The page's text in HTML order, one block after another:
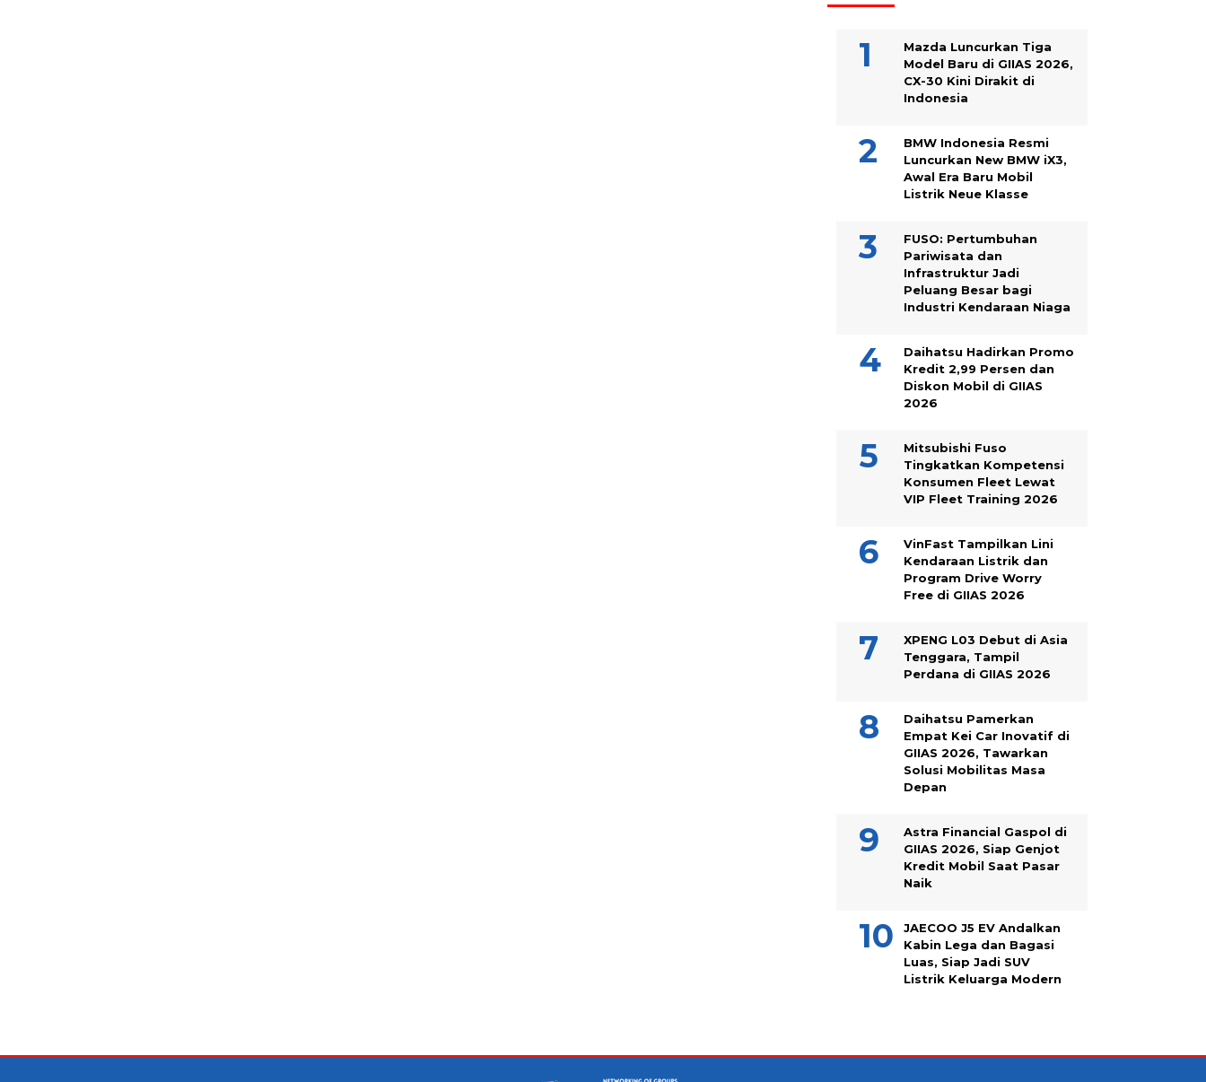
Mazda Luncurkan Tiga
Model Baru di GIIAS 2026,
CX-30 Kini Dirakit di
Indonesia
BMW Indonesia Resmi
Luncurkan New BMW iX3,
Awal Era Baru Mobil
Listrik Neue Klasse
FUSO: Pertumbuhan
Pariwisata dan
Infrastruktur Jadi
Peluang Besar bagi
Industri Kendaraan Niaga
Daihatsu Hadirkan Promo
Kredit 2,99 Persen dan
Diskon Mobil di GIIAS
2026
Mitsubishi Fuso
Tingkatkan Kompetensi
Konsumen Fleet Lewat
VIP Fleet Training 2026
VinFast Tampilkan Lini
Kendaraan Listrik dan
Program Drive Worry
Free di GIIAS 2026
XPENG L03 Debut di Asia
Tenggara, Tampil
Perdana di GIIAS 2026
Daihatsu Pamerkan
Empat Kei Car Inovatif di
GIIAS 2026, Tawarkan
Solusi Mobilitas Masa
Depan
Astra Financial Gaspol di
GIIAS 2026, Siap Genjot
Kredit Mobil Saat Pasar
Naik
JAECOO J5 EV Andalkan
Kabin Lega dan Bagasi
Luas, Siap Jadi SUV
Listrik Keluarga Modern